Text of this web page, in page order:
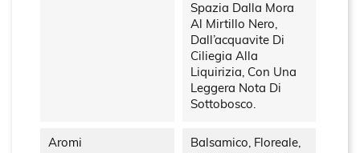
Spazia Dalla Mora
Al Mirtillo Nero,
Dall’acquavite Di
Ciliegia Alla
Liquirizia, Con Una
Leggera Nota Di
Sottobosco.
Aromi
Balsamico, Floreale,